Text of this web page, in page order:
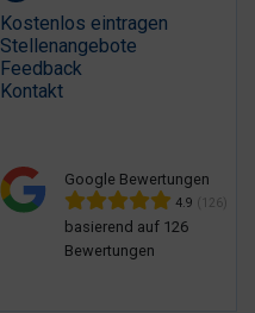
Kostenlos eintragen
Stellenangebote
Feedback
Kontakt
Google Bewertungen
4.9 (126)
basierend auf 126
Bewertungen